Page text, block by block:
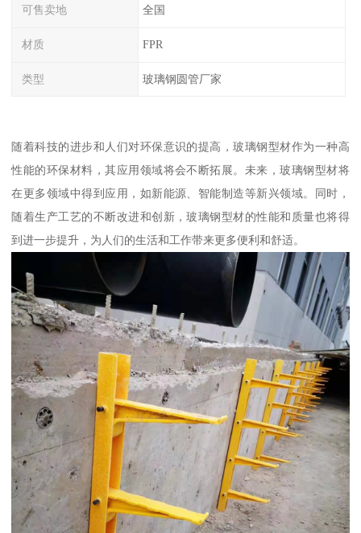
可售卖地 全国
材质 FPR
类型 玻璃钢圆管厂家
随着科技的进步和人们对环保意识的提高，玻璃钢型材作为一种高
性能的环保材料，其应用领域将会不断拓展。未来，玻璃钢型材将
在更多领域中得到应用，如新能源、智能制造等新兴领域。同时，
随着生产工艺的不断改进和创新，玻璃钢型材的性能和质量也将得
到进一步提升，为人们的生活和工作带来更多便利和舒适。